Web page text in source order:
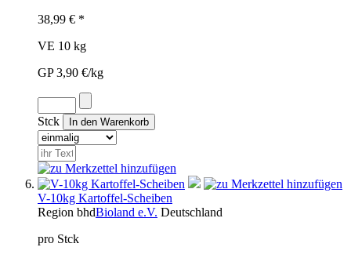
38,99 € *
VE 10 kg
GP 3,90 €/kg
Stck
V-10kg Kartoffel-Scheiben
Region bhdBioland e.V. Deutschland
pro Stck